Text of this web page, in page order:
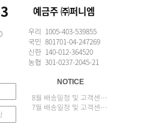
예금주 ㈜퍼니엠
우리 1005-403-539855
국민 801701-04-247269
신한 140-012-364520
농협 301-0237-2045-21
NOTICE
8월 배송일정 및 고객센터 업무 안내
7월 배송일정 및 고객센터 업무 안내